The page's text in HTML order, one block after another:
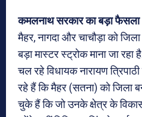
कमलनाथ सरकार का बड़ा फैसला
मैहर, नागदा और चाचौड़ा को
बड़ा मास्टर स्ट्रोक माना जा
चल रहे विधायक नारायण
रहे हैं कि मैहर (सतना) को जिला
चुके हैं कि जो उनके क्षेत्र के